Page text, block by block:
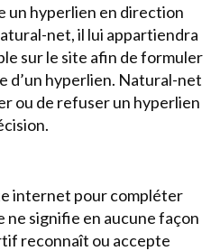
un hyperlien en direction
net, il lui appartiendra
sur le site afin de formuler
d’un hyperlien. Natural-net
ou de refuser un hyperlien
internet pour compléter
signifie en aucune façon
reconnaît ou accepte